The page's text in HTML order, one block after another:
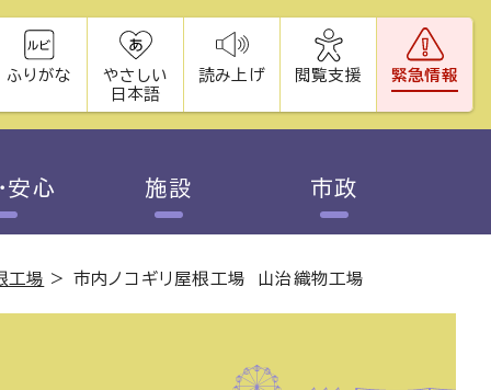
ふりがな
やさしい
日本語
読み上げ 閲覧支援 緊急情報
安心 施設 市政
工場 > 市内ノコギリ屋根工場 山治織物工場